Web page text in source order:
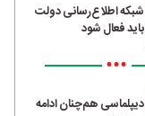
شبکه اطلاع‌رسانی دولت
باید فعال شود
•••
دیپلماسی هم‌چنان ادامه